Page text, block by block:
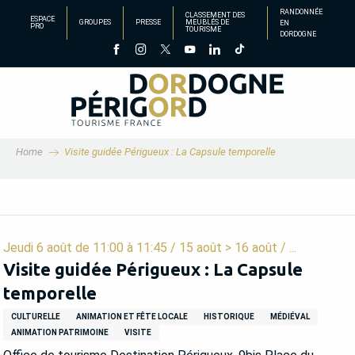
principal
ESPACE
PRO
GROUPES PRESSE
CLASSEMENT DES
MEUBLÉS DE
TOURISME
RANDONNÉE
EN
DORDOGNE
Home Visite guidée Périgueux : La Capsule temporelle
Jeudi 6 août de 11:00 à 11:45 / 15 août > 16 août / ...
Visite guidée Périgueux : La Capsule
temporelle
CULTURELLE ANIMATION ET FÊTE LOCALE HISTORIQUE
MÉDIÉVAL
ANIMATION PATRIMOINE
VISITE